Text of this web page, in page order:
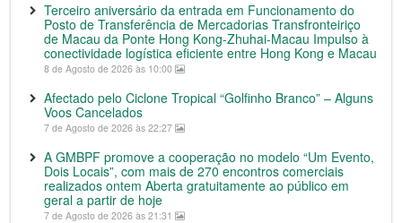
Terceiro aniversário da entrada em Funcionamento do
Posto de Transferência de Mercadorias Transfronteiriço
de Macau da Ponte Hong Kong-Zhuhai-Macau Impulso à
conectividade logística eficiente entre Hong Kong e Macau
8 de Agosto de 2026 às 10:00
Afectado pelo Ciclone Tropical “Golfinho Branco” – Alguns
Voos Cancelados
7 de Agosto de 2026 às 22:27
A GMBPF promove a cooperação no modelo “Um Evento,
Dois Locais”, com mais de 270 encontros comerciais
realizados ontem Aberta gratuitamente ao público em
geral a partir de hoje
7 de Agosto de 2026 às 21:31